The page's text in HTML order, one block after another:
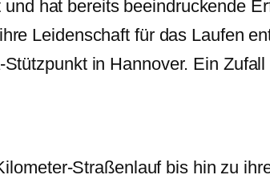
hat bereits beeindruckende
Leidenschaft für das Laufen
in Hannover. Ein
Straßenlauf bis hin zu